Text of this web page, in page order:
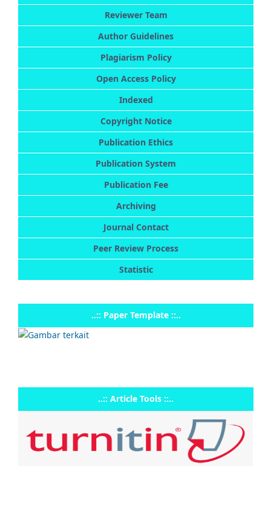
Reviewer Team
Author Guidelines
Plagiarism Policy
Open Access Policy
Indexed
Copyright Notice
Publication Ethics
Publication System
Publication Fee
Archiving
Journal Contact
Peer Review Process
Statistic
..:: Paper Template ::..
..:: Article Tools ::..